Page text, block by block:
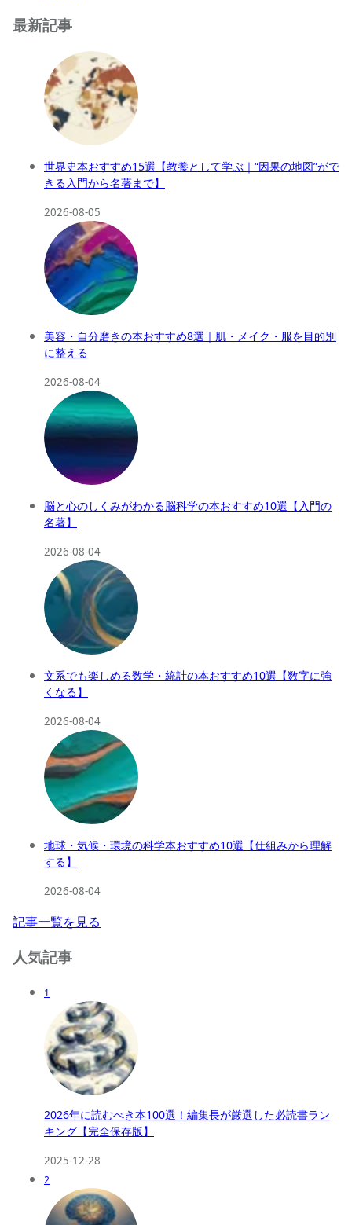
最新記事
世界史本おすすめ15選【教養として学ぶ｜“因果の地図”がで
きる入門から名著まで】
2026-08-05
美容・自分磨きの本おすすめ8選｜肌・メイク・服を目的別
に整える
2026-08-04
脳と心のしくみがわかる脳科学の本おすすめ10選【入門の
名著】
2026-08-04
文系でも楽しめる数学・統計の本おすすめ10選【数字に強
くなる】
2026-08-04
地球・気候・環境の科学本おすすめ10選【仕組みから理解
する】
2026-08-04
記事一覧を見る
人気記事
1
2026年に読むべき本100選！編集長が厳選した必読書ラン
キング【完全保存版】
2025-12-28
2